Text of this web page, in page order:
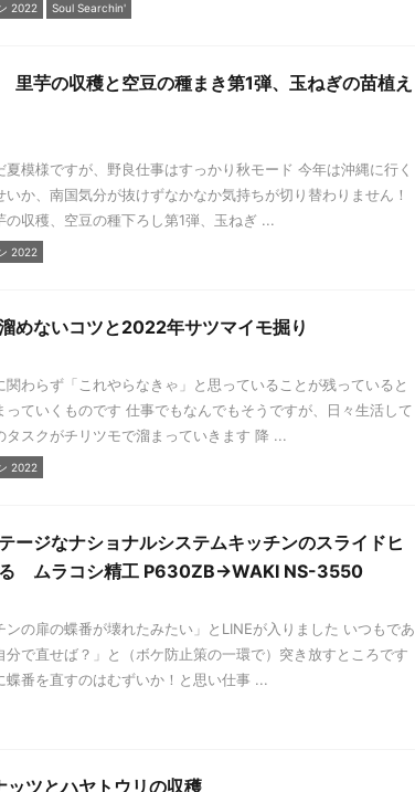
2022 Soul Searchin'
芋の収穫と空豆の種まき第1弾、玉ねぎの苗植え
夏模様ですが、野良仕事はすっかり秋モード 今年は沖縄に行く
いか、南国気分が抜けずなかなか気持ちが切り替わりません！
の収穫、空豆の種下ろし第1弾、玉ねぎ ...
2022
めないコツと2022年サツマイモ掘り
関わらず「これやらなきゃ」と思っていることが残っていると
っていくものです 仕事でもなんでもそうですが、日々生活して
タスクがチリツモで溜まっていきます 降 ...
2022
ージなナショナルシステムキッチンのスライドヒ
る ムラコシ精工 P630ZB→WAKI NS-3550
ンの扉の蝶番が壊れたみたい」とLINEが入りました いつもであ
分で直せば？」と（ボケ防止策の一環で）突き放すところです
蝶番を直すのはむずいか！と思い仕事 ...
ツとハヤトウリの収穫